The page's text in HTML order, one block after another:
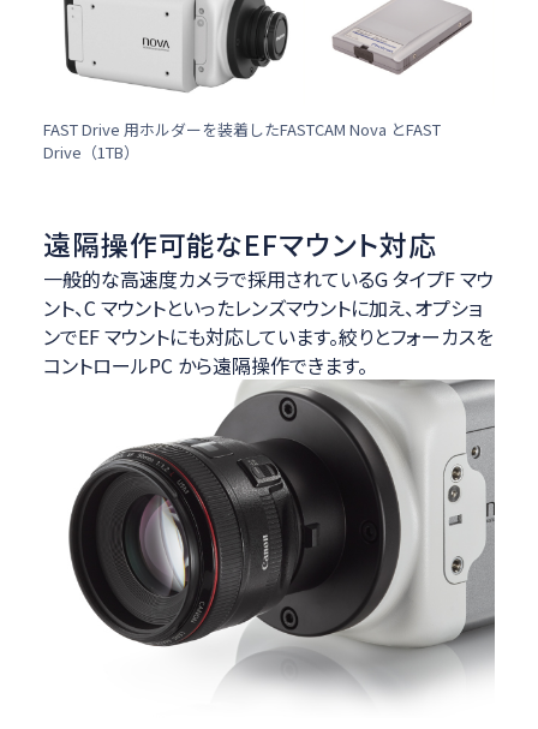
FAST Drive 用ホルダーを装着したFASTCAM Nova とFAST
Drive（1TB）
遠隔操作可能なEFマウント対応
一般的な高速度カメラで採用されているG タイプF マウ
ント、C マウントといったレンズマウントに加え、オプショ
ンでEF マウントにも対応しています。絞りとフォーカスを
コントロールPC から遠隔操作できます。